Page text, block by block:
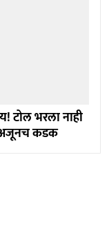
टोल भरला नाही
अजूनच कडक